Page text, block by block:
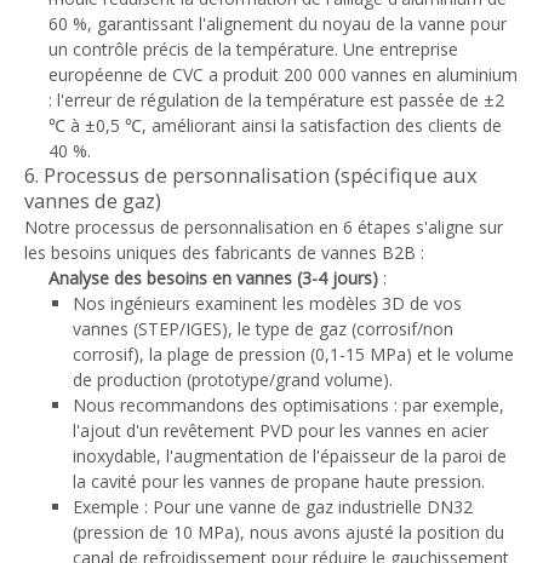
60 %, garantissant l'alignement du noyau de la vanne pour
un contrôle précis de la température. Une entreprise
européenne de CVC a produit 200 000 vannes en aluminium
: l'erreur de régulation de la température est passée de ±2
℃ à ±0,5 ℃, améliorant ainsi la satisfaction des clients de
40 %.
6. Processus de personnalisation (spécifique aux
vannes de gaz)
Notre processus de personnalisation en 6 étapes s'aligne sur
les besoins uniques des fabricants de vannes B2B :
Analyse des besoins en vannes (3-4 jours) :
Nos ingénieurs examinent les modèles 3D de vos
vannes (STEP/IGES), le type de gaz (corrosif/non
corrosif), la plage de pression (0,1-15 MPa) et le volume
de production (prototype/grand volume).
Nous recommandons des optimisations : par exemple,
l'ajout d'un revêtement PVD pour les vannes en acier
inoxydable, l'augmentation de l'épaisseur de la paroi de
la cavité pour les vannes de propane haute pression.
Exemple : Pour une vanne de gaz industrielle DN32
(pression de 10 MPa), nous avons ajusté la position du
canal de refroidissement pour réduire le gauchissement